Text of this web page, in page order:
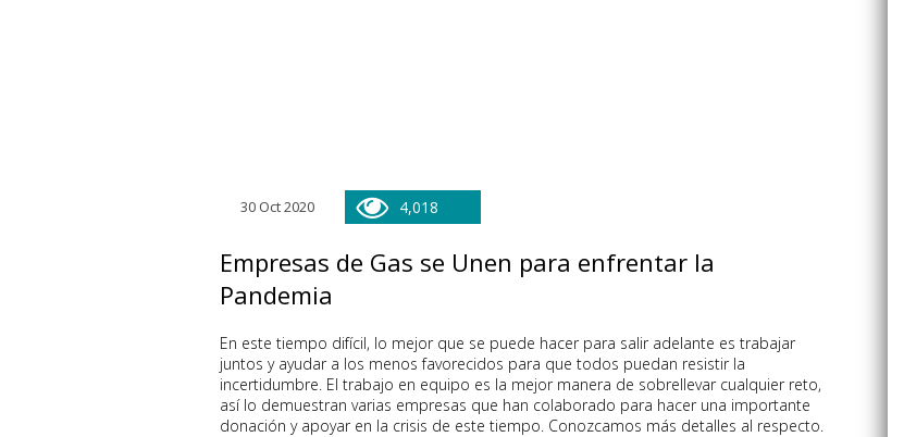
30 Oct 2020 4,018
Empresas de Gas se Unen para enfrentar la
Pandemia
En este tiempo difícil, lo mejor que se puede hacer para salir adelante es trabajar
juntos y ayudar a los menos favorecidos para que todos puedan resistir la
incertidumbre. El trabajo en equipo es la mejor manera de sobrellevar cualquier reto,
así lo demuestran varias empresas que han colaborado para hacer una importante
donación y apoyar en la crisis de este tiempo. Conozcamos más detalles al respecto.